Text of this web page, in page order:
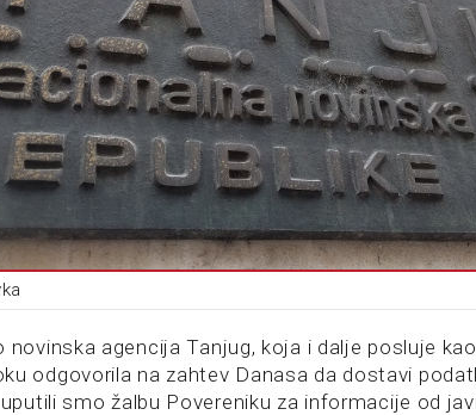
novinska agencija Tanjug, koja i dalje posluje
odgovorila na zahtev Danasa da dostavi
smo žalbu Povereniku za informacije od